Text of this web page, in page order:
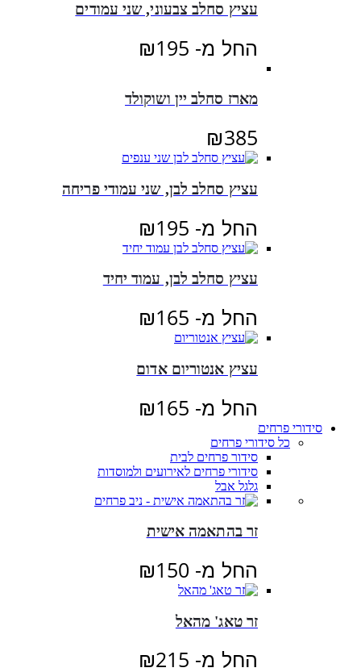
עציץ סחלב צבעוני, שני עמודים
החל מ- ₪195
מארז סחלב יין ושוקולד
₪385
עציץ סחלב לבן, שני עמודי פריחה
החל מ- ₪195
עציץ סחלב לבן, עמוד יחיד
החל מ- ₪165
עציץ אנטוריום אדום
החל מ- ₪165
סידורי פרחים
כל סידורי פרחים
סידור פרחים לבית
סידורי פרחים לאירועים ולמוסדות
גלגל אבל
זר בהתאמה אישית
החל מ- ₪150
זר טאג' מהאל
החל מ- ₪215